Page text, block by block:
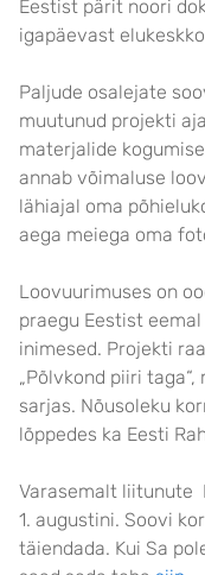
Eestist pärit noori
igapäevast
Paljude osalejate
muutunud projekti
materjalide
annab võimaluse
lähiajal oma
aega meiega oma
Loovuurimuses on
praegu Eestist
inimesed. Projekti
„Põlvkond piiri
sarjas. Nõusoleku
lõppedes ka Eesti
Varasemalt liitunute
1. augustini. Soovi
täiendada. Kui Sa